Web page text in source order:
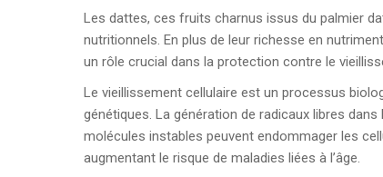
Les dattes, ces fruits charnus issus du palmier
nutritionnels. En plus de leur richesse en
un rôle crucial dans la protection contre le
Le vieillissement cellulaire est un processus
génétiques. La génération de radicaux libres
molécules instables peuvent endommager les
augmentant le risque de maladies liées à l’âge.